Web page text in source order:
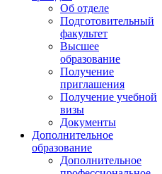
Об отделе
Подготовительный
факультет
Высшее
образование
Получение
приглашения
Получение учебной
визы
Документы
Дополнительное
образование
Дополнительное